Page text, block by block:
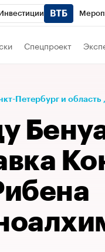
контрагентов
Спецпроект
Петербург и область ,